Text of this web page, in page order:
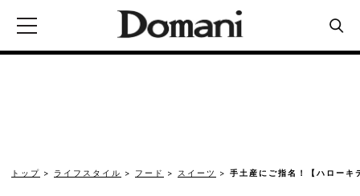
トップ ライフスタイル フード スイーツ 手土産にご指名！【ハロー